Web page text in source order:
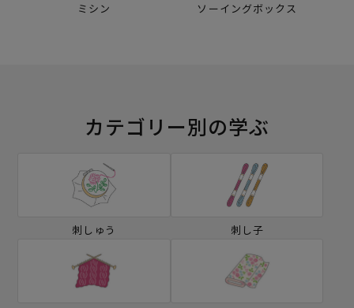
ミシン ソーイングボックス
カテゴリー別の学ぶ
刺しゅう 刺し子